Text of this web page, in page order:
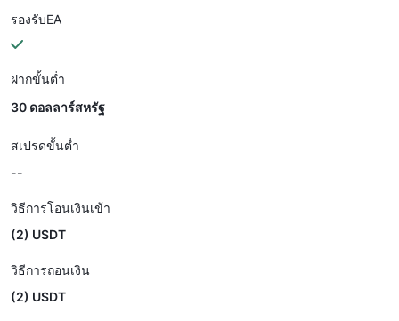
รองรับEA
ฝากขั้นต่ำ
30 ดอลลาร์สหรัฐ
สเปรดขั้นต่ำ
--
วิธีการโอนเงินเข้า
(2) USDT
วิธีการถอนเงิน
(2) USDT